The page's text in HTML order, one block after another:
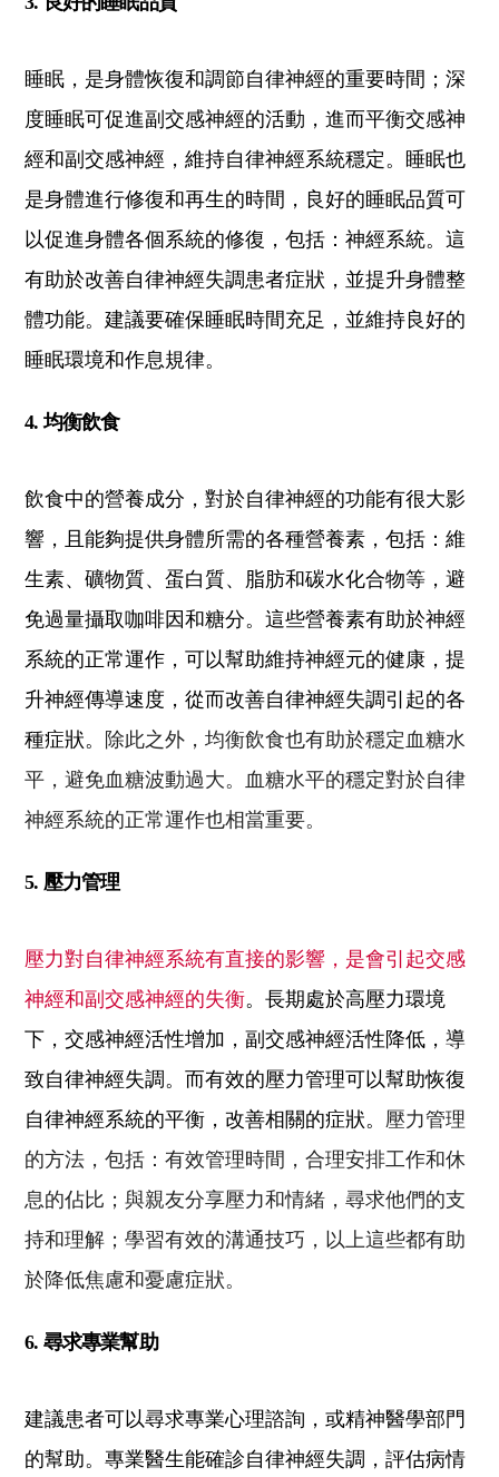
睡眠，是身體恢復和調節自律神經的重要時間；深
度睡眠可促進副交感神經的活動，進而平衡交感神
經和副交感神經，維持自律神經系統穩定。睡眠也
是身體進行修復和再生的時間，良好的睡眠品質可
以促進身體各個系統的修復，包括：神經系統。這
有助於改善自律神經失調患者症狀，並提升身體整
體功能。建議要確保睡眠時間充足，並維持良好的
睡眠環境和作息規律。
4. 均衡飲食
飲食中的營養成分，對於自律神經的功能有很大影
響，且能夠提供身體所需的各種營養素，包括：維
生素、礦物質、蛋白質、脂肪和碳水化合物等，避
免過量攝取咖啡因和糖分。這些營養素有助於神經
系統的正常運作，可以幫助維持神經元的健康，提
升神經傳導速度，從而改善自律神經失調引起的各
種症狀。 除此之外，均衡飲食也有助於穩定血糖水
平，避免血糖波動過大。血糖水平的穩定對於自律
神經系統的正常運作也相當重要。
5. 壓力管理
壓力對自律神經系統有直接的影響，是會引起交感
神經和副交感神經的失衡。長期處於高壓力環境
下，交感神經活性增加，副交感神經活性降低，導
致自律神經失調。而有效的壓力管理可以幫助恢復
自律神經系統的平衡，改善相關的症狀。 壓力管理
的方法，包括：有效管理時間， 合理安排工作和休
息的佔比；與親友分享壓力和情緒，尋求他們的支
持和理解；學習有效的溝通技巧，以上這些都有助
於降低焦慮和憂慮症狀。
6. 尋求專業幫助
建議患者可以尋求專業心理諮詢，或精神醫學部門
的幫助。專業醫生能確診自律神經失調，評估病情